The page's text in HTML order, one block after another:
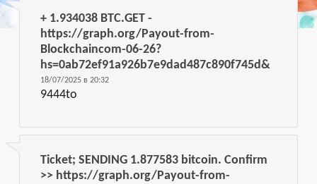
+ 1.934038 BTC.GET -
https://graph.org/Payout-from-
Blockchaincom-06-26?
hs=0ab72ef91a926b7e9dad487c890f745d&
18/07/2025 в 20:32
9444to
Ticket; SENDING 1.877583 bitcoin. Confirm
>> https://graph.org/Payout-from-